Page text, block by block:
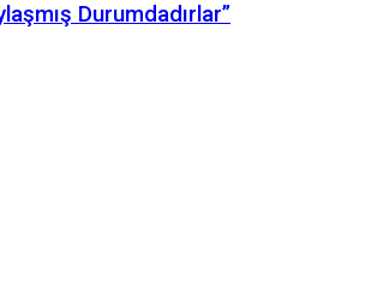
Durumdadırlar”